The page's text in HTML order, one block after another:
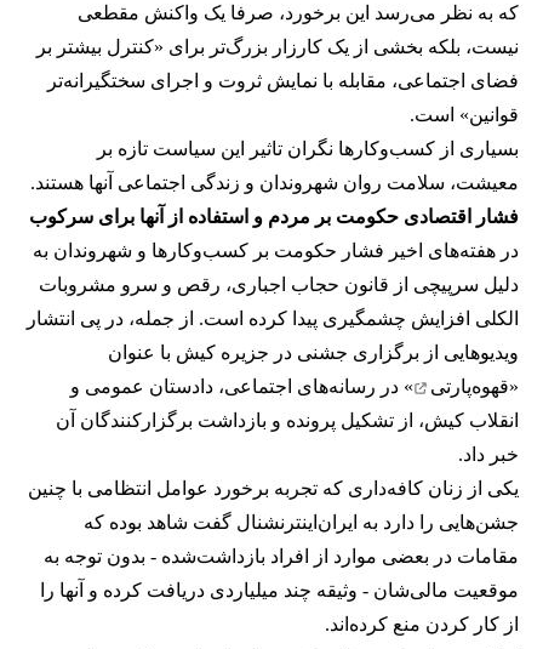
که به نظر می‌رسد این برخورد، صرفا یک واکنش مقطعی
نیست، بلکه بخشی از یک کارزار بزرگ‌تر برای «کنترل بیشتر بر
فضای اجتماعی، مقابله با نمایش ثروت و اجرای سختگیرانه‌تر
قوانین» است.
بسیاری از کسب‌وکارها نگران تاثیر این سیاست‌ تازه بر
معیشت، سلامت روان شهروندان و زندگی اجتماعی آنها هستند.
فشار اقتصادی حکومت بر مردم و استفاده از آنها برای سرکوب
در هفته‌های اخیر فشار حکومت بر کسب‌وکارها و شهروندان به
دلیل سرپیچی از قانون حجاب اجباری، رقص و سرو مشروبات
الکلی افزایش چشمگیری پیدا کرده است. از جمله، در پی انتشار
ویدیوهایی از برگزاری جشنی در جزیره کیش با عنوان
«قهوه‌پارتی
» در رسانه‌های اجتماعی، دادستان عمومی و
انقلاب کیش، از تشکیل پرونده و بازداشت برگزارکنندگان آن
خبر داد.
یکی از زنان کافه‌داری که تجربه برخورد عوامل انتظامی با چنین
جشن‌هایی را دارد به ایران‌اینترنشنال گفت شاهد بوده که
مقامات در بعضی موارد از افراد بازداشت‌‌شده - بدون توجه به
موقعیت مالی‌شان - وثیقه چند میلیاردی دریافت کرده و آنها را
از کار کردن منع کرده‌اند.